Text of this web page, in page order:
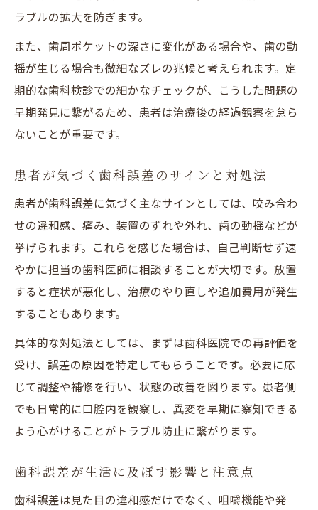
ラブルの拡大を防ぎます。
また、歯周ポケットの深さに変化がある場合や、歯の動
揺が生じる場合も微細なズレの兆候と考えられます。定
期的な歯科検診での細かなチェックが、こうした問題の
早期発見に繋がるため、患者は治療後の経過観察を怠ら
ないことが重要です。
患者が気づく歯科誤差のサインと対処法
患者が歯科誤差に気づく主なサインとしては、咬み合わ
せの違和感、痛み、装置のずれや外れ、歯の動揺などが
挙げられます。これらを感じた場合は、自己判断せず速
やかに担当の歯科医師に相談することが大切です。放置
すると症状が悪化し、治療のやり直しや追加費用が発生
することもあります。
具体的な対処法としては、まずは歯科医院での再評価を
受け、誤差の原因を特定してもらうことです。必要に応
じて調整や補修を行い、状態の改善を図ります。患者側
でも日常的に口腔内を観察し、異変を早期に察知できる
よう心がけることがトラブル防止に繋がります。
歯科誤差が生活に及ぼす影響と注意点
歯科誤差は見た目の違和感だけでなく、咀嚼機能や発